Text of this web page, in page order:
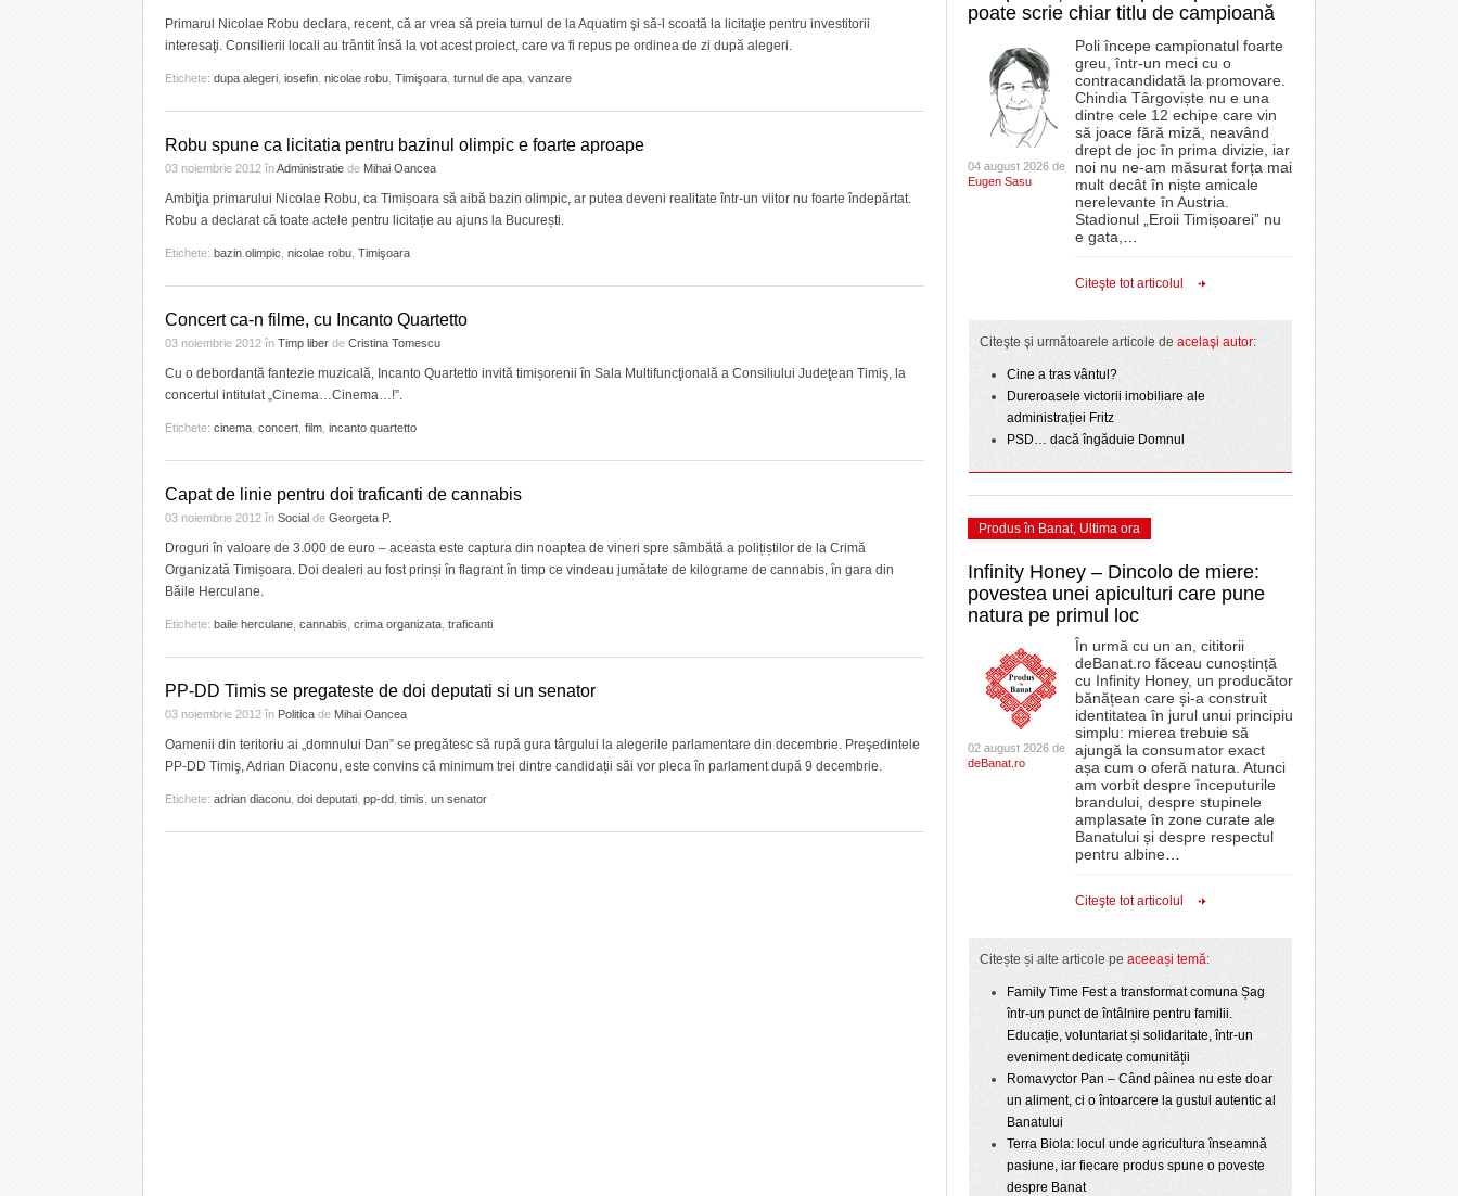
Primarul Nicolae Robu declara, recent, că ar vrea să preia turnul de la Aquatim şi să-l scoată la licitaţie pentru investitorii
interesaţi. Consilierii locali au trântit însă la vot acest proiect, care va fi repus pe ordinea de zi după alegeri.
Etichete: dupa alegeri iosefin nicolae robu Timişoara turnul de apa vanzare
Robu spune ca licitatia pentru bazinul olimpic e foarte aproape
03 noiembrie 2012 înAdministratie de Mihai Oancea
Ambiţia primarului Nicolae Robu, ca Timișoara să aibă bazin olimpic, ar putea deveni realitate într-un viitor nu foarte îndepărtat.
Robu a declarat că toate actele pentru licitație au ajuns la București.
Etichete: bazin olimpic nicolae robu Timişoara
Concert ca-n filme, cu Incanto Quartetto
03 noiembrie 2012 în Timp liber de Cristina Tomescu
Cu o debordantă fantezie muzicală, Incanto Quartetto invită timișorenii în Sala Multifuncţională a Consiliului Judeţean Timiş, la
concertul intitulat „Cinema…Cinema…!”.
Etichete: cinema concert film incanto quartetto
Capat de linie pentru doi traficanti de cannabis
03 noiembrie 2012 în Social de Georgeta P.
Droguri în valoare de 3.000 de euro – aceasta este captura din noaptea de vineri spre sâmbătă a polițiștilor de la Crimă
Organizată Timișoara. Doi dealeri au fost prinși în flagrant în timp ce vindeau jumătate de kilograme de cannabis, în gara din
Băile Herculane.
Etichete: baile herculane cannabis crima organizata traficanti
PP-DD Timis se pregateste de doi deputati si un senator
03 noiembrie 2012 în Politica de Mihai Oancea
Oamenii din teritoriu ai „domnului Dan” se pregătesc să rupă gura târgului la alegerile parlamentare din decembrie. Preşedintele
PP-DD Timiş, Adrian Diaconu, este convins că minimum trei dintre candidații săi vor pleca în parlament după 9 decembrie.
Etichete: adrian diaconu doi deputati pp-dd timis un senator
poate scrie chiar titlu de campioană
04 august 2026 de
Eugen Sasu
Poli începe campionatul foarte
greu, într-un meci cu o
contracandidată la promovare.
Chindia Târgoviște nu e una
dintre cele 12 echipe care vin
să joace fără miză, neavând
drept de joc în prima divizie, iar
noi nu ne-am măsurat forța mai
mult decât în niște amicale
nerelevante în Austria.
Stadionul „Eroii Timișoarei” nu
e gata,
Citeşte tot articolul
Citeşte şi următoarele articole de acelaşi autor:
Cine a tras vântul?
Dureroasele victorii imobiliare ale
administrației Fritz
PSD… dacă îngăduie Domnul
Produs în Banat, Ultima ora
Infinity Honey – Dincolo de miere:
povestea unei apiculturi care pune
natura pe primul loc
02 august 2026 de
deBanat.ro
În urmă cu un an, cititorii
deBanat.ro făceau cunoștință
cu Infinity Honey, un producător
bănățean care și-a construit
identitatea în jurul unui principiu
simplu: mierea trebuie să
ajungă la consumator exact
așa cum o oferă natura. Atunci
am vorbit despre începuturile
brandului, despre stupinele
amplasate în zone curate ale
Banatului și despre respectul
pentru albine
Citeşte tot articolul
Citește și alte articole pe aceeași temă:
Family Time Fest a transformat comuna Șag
într-un punct de întâlnire pentru familii.
Educație, voluntariat și solidaritate, într-un
eveniment dedicate comunității
Romavyctor Pan – Când pâinea nu este doar
un aliment, ci o întoarcere la gustul autentic al
Banatului
Terra Biola: locul unde agricultura înseamnă
pasiune, iar fiecare produs spune o poveste
despre Banat